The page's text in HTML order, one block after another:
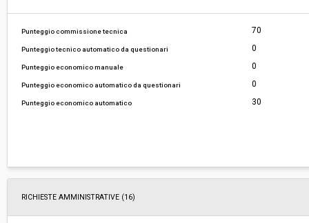
Punteggio commissione tecnica 70
Punteggio tecnico automatico da questionari 0
Punteggio economico manuale 0
Punteggio economico automatico da questionari 0
Punteggio economico automatico 30
RICHIESTE AMMINISTRATIVE (16)